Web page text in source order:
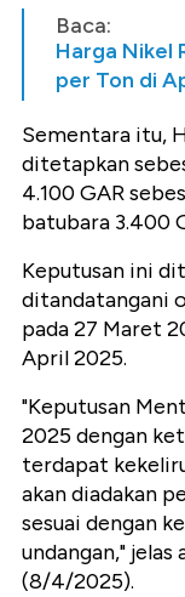
Baca:
Harga Nikel
per Ton di
Sementara itu,
ditetapkan
4.100 GAR
batubara 3.400
Keputusan ini
ditandatangani
pada 27 Maret
April 2025.
"Keputusan
2025 dengan
terdapat
akan diadakan
sesuai dengan
undangan,"
(8/4/2025).